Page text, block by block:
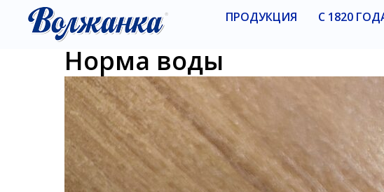
ПРОДУКЦИЯ С 1820
Норма воды